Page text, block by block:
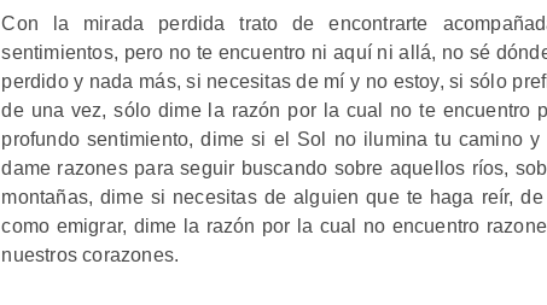
Con la mirada perdida trato de encontrarte
sentimientos, pero no te encuentro ni aquí ni allá, no sé
perdido y nada más, si necesitas de mí y no estoy, si sólo
de una vez, sólo dime la razón por la cual no te encuentro
profundo sentimiento, dime si el Sol no ilumina tu camino
dame razones para seguir buscando sobre aquellos ríos,
montañas, dime si necesitas de alguien que te haga reír,
como emigrar, dime la razón por la cual no encuentro
nuestros corazones.